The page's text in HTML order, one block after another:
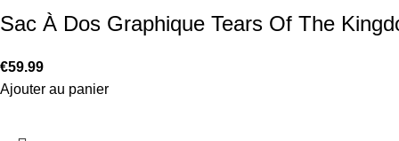
Sac À Dos Graphique Tears Of The
€59.99
Ajouter au panier